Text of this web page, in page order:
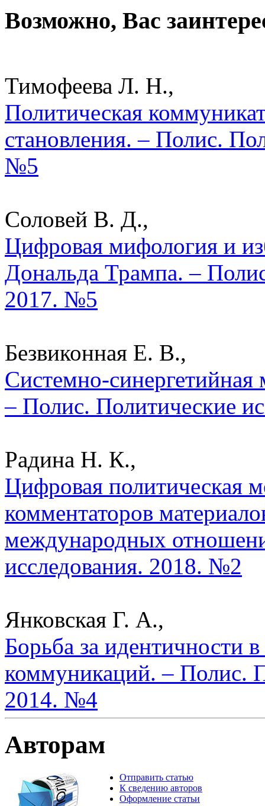
Возможно, Вас
Тимофеева Л. Н.,
Политическая
становления. – Полис.
№5
Соловей В. Д.,
Цифровая мифология и
Дональда Трампа. –
2017. №5
Безвиконная Е. В.,
Системно-
– Полис. Политические
Радина Н. К.,
Цифровая политическая
комментаторов
международных
исследования. 2018. №2
Янковская Г. А.,
Борьба за идентичности
коммуникаций. – Полис.
2014. №4
Авторам
Отправить статью
К сведению авторов
Оформление статьи